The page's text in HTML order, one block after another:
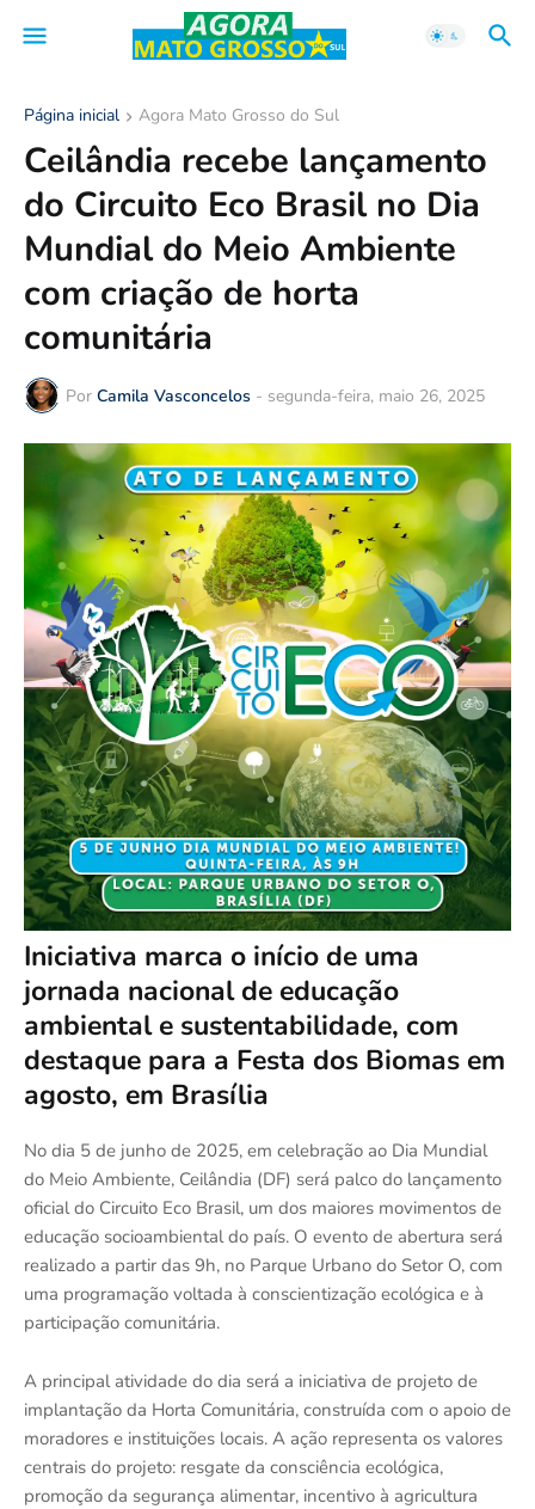
Página inicial Agora Mato Grosso do Sul
Ceilândia recebe lançamento
do Circuito Eco Brasil no Dia
Mundial do Meio Ambiente
com criação de horta
comunitária
Por Camila Vasconcelos - segunda-feira, maio 26, 2025
Iniciativa marca o início de uma
jornada nacional de educação
ambiental e sustentabilidade, com
destaque para a Festa dos Biomas em
agosto, em Brasília
No dia 5 de junho de 2025, em celebração ao Dia Mundial
do Meio Ambiente, Ceilândia (DF) será palco do lançamento
oficial do Circuito Eco Brasil, um dos maiores movimentos de
educação socioambiental do país. O evento de abertura será
realizado a partir das 9h, no Parque Urbano do Setor O, com
uma programação voltada à conscientização ecológica e à
participação comunitária.
A principal atividade do dia será a iniciativa de projeto de
implantação da Horta Comunitária, construída com o apoio de
moradores e instituições locais. A ação representa os valores
centrais do projeto: resgate da consciência ecológica,
promoção da segurança alimentar, incentivo à agricultura